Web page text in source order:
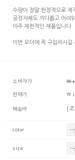
수량이 정말 한정적으로
공정자체도 까다롭고 어려
아주 제한적인 제품입니다
이번 오더에 꼭 구입하시길
소비자가
￦
판매가
￦
배송비
(
color
size